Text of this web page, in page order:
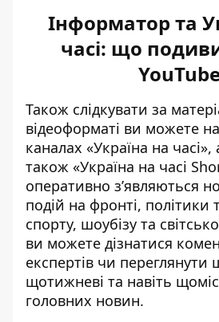
Інформатор та
часі: що
Також слідкувати за
відеоформаті ви можете
каналах «Україна на часі»,
також «Україна на часі
оперативно зʼявляються
подій на фронті, політики
спорту, шоубізу та
ви можете дізнатися
експертів чи переглянути
щотижневі та навіть
головних новин.